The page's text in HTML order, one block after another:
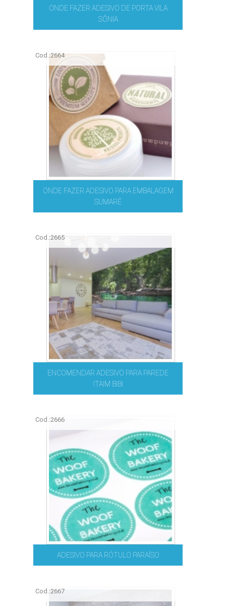
ONDE FAZER ADESIVO DE PORTA VILA
SÔNIA
Cod.:2664
ONDE FAZER ADESIVO PARA EMBALAGEM
SUMARÉ
Cod.:2665
ENCOMENDAR ADESIVO PARA PAREDE
ITAIM BIBI
Cod.:2666
ADESIVO PARA RÓTULO PARAÍSO
Cod.:2667